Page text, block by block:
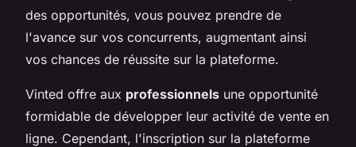
des opportunités, vous pouvez prendre de
l'avance sur vos concurrents, augmentant ainsi
vos chances de réussite sur la plateforme.
Vinted offre aux professionnels une opportunité
formidable de développer leur activité de vente en
ligne. Cependant, l'inscription sur la plateforme